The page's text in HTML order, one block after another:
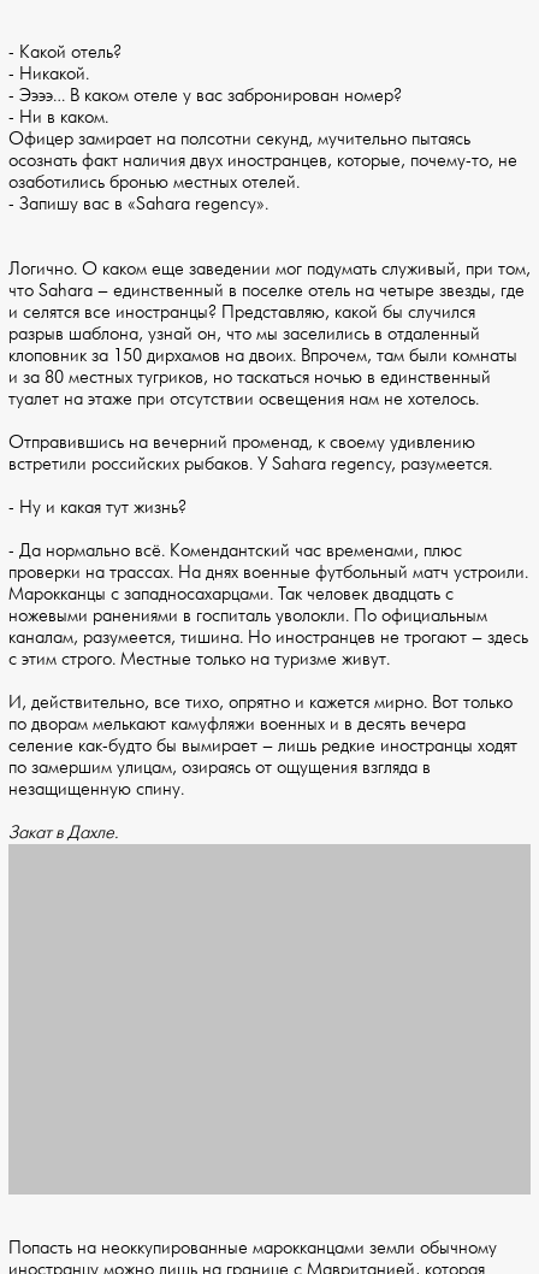
- Какой отель?
- Никакой.
- Ээээ… В каком отеле у вас забронирован номер?
- Ни в каком.
Офицер замирает на полсотни секунд, мучительно пытаясь
осознать факт наличия двух иностранцев, которые, почему-то, не
озаботились бронью местных отелей.
- Запишу вас в «Sahara regency».
Логично. О каком еще заведении мог подумать служивый, при том,
что Sahara – единственный в поселке отель на четыре звезды, где
и селятся все иностранцы? Представляю, какой бы случился
разрыв шаблона, узнай он, что мы заселились в отдаленный
клоповник за 150 дирхамов на двоих. Впрочем, там были комнаты
и за 80 местных тугриков, но таскаться ночью в единственный
туалет на этаже при отсутствии освещения нам не хотелось.
Отправившись на вечерний променад, к своему удивлению
встретили российских рыбаков. У Sahara regency, разумеется.
- Ну и какая тут жизнь?
- Да нормально всё. Комендантский час временами, плюс
проверки на трассах. На днях военные футбольный матч устроили.
Марокканцы с западносахарцами. Так человек двадцать с
ножевыми ранениями в госпиталь уволокли. По официальным
каналам, разумеется, тишина. Но иностранцев не трогают – здесь
с этим строго. Местные только на туризме живут.
И, действительно, все тихо, опрятно и кажется мирно. Вот только
по дворам мелькают камуфляжи военных и в десять вечера
селение как-будто бы вымирает – лишь редкие иностранцы ходят
по замершим улицам, озираясь от ощущения взгляда в
незащищенную спину.
Закат в Дахле.
Попасть на неоккупированные марокканцами земли обычному